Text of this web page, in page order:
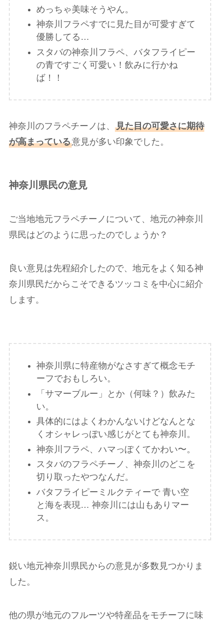
めっちゃ美味そうやん。
神奈川フラペすでに見た目が可愛すぎて
優勝してる…
スタバの神奈川フラペ、バタフライピー
の青ですごく可愛い！飲みに行かね
ば！！
神奈川のフラペチーノは、 見た目の可愛さに期待
が高まっている意見が多い印象でした。
神奈川県民の意見
ご当地地元フラペチーノについて、地元の神奈川
県民はどのように思ったのでしょうか？
良い意見は先程紹介したので、地元をよく知る神
奈川県民だからこそできるツッコミを中心に紹介
します。
神奈川県に特産物がなさすぎて概念モチ
ーフでおもしろい。
「サマーブルー」とか（何味？）飲みた
い。
具体的にはよくわかんないけどなんとな
くオシャレっぽい感じがとても神奈川。
神奈川フラペ、ハマっぽくてかわい〜。
スタバのフラペチーノ、神奈川のどこを
切り取ったやつなんだ。
バタフライピーミルクティーで 青い空
と海を表現… 神奈川には山もありマー
ス。
鋭い地元神奈川県民からの意見が多数見つかりま
した。
他の県が地元のフルーツや特産品をモチーフに味